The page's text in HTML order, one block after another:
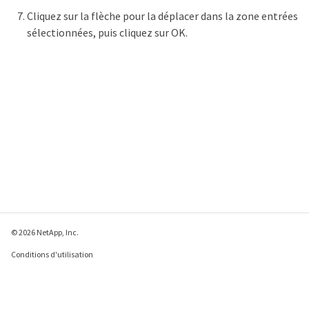
Cliquez sur la flèche pour la déplacer dans la zone entrées
sélectionnées, puis cliquez sur OK.
© 2026 NetApp, Inc.
Conditions d'utilisation